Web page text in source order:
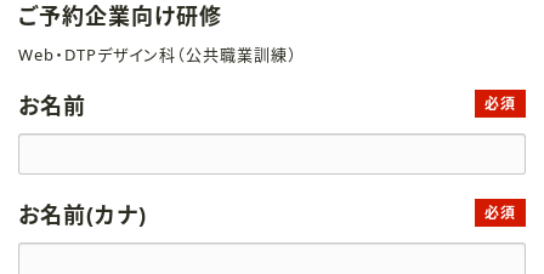
ご予約企業向け研修
Web・DTPデザイン科（公共職業訓練）
お名前 必須
お名前(カナ) 必須